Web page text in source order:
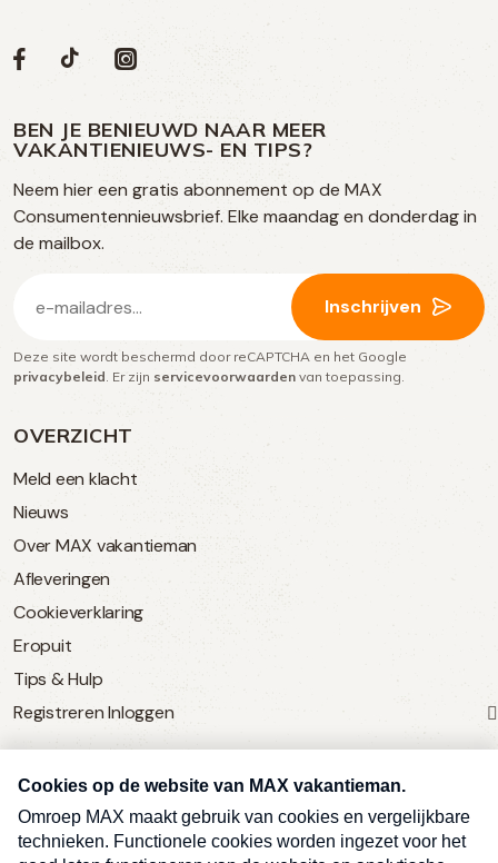
OVERZICHT
Meld een klacht
Nieuws
Over MAX vakantieman
Afleveringen
Cookieverklaring
Eropuit
Tips & Hulp
Registreren Inloggen
SERVICE
Over Omroep MAX
MAX Vandaag
Volg
op
social
media
Social
Volg
op
Facebook
Volg
op
TikTok
Volg
op
Instagram
BEN JE BENIEUWD NAAR MEER
VAKANTIENIEUWS- EN TIPS?
Neem hier een gratis abonnement op de MAX
Consumentennieuwsbrief. Elke maandag en donderdag in
de mailbox.
mailadres
(Vereist)
Inschrijven
Deze site wordt beschermd door reCAPTCHA en het Google
privacybeleid . Er zijn servicevoorwaarden van toepassing.